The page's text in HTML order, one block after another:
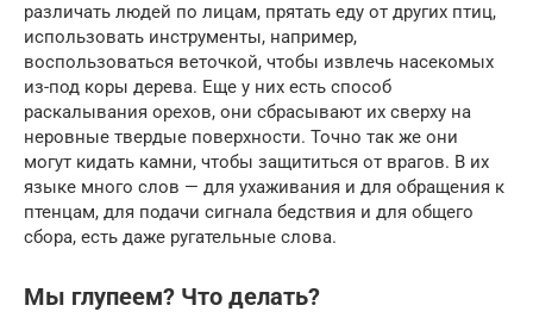
различать людей по лицам, прятать еду от других птиц,
использовать инструменты, например,
воспользоваться веточкой, чтобы извлечь насекомых
из-под коры дерева. Еще у них есть способ
раскалывания орехов, они сбрасывают их сверху на
неровные твердые поверхности. Точно так же они
могут кидать камни, чтобы защититься от врагов. В их
языке много слов — для ухаживания и для обращения к
птенцам, для подачи сигнала бедствия и для общего
сбора, есть даже ругательные слова.
Мы глупеем? Что делать?